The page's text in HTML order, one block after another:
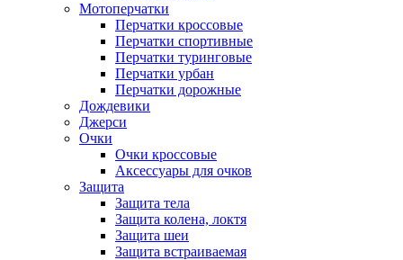
Мотоперчатки
Перчатки кроссовые
Перчатки спортивные
Перчатки туринговые
Перчатки урбан
Перчатки дорожные
Дождевики
Джерси
Очки
Очки кроссовые
Аксессуары для очков
Защита
Защита тела
Защита колена, локтя
Защита шеи
Защита встраиваемая